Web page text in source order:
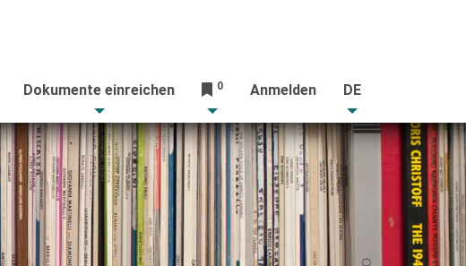
Dokumente einreichen 0 Anmelden DE